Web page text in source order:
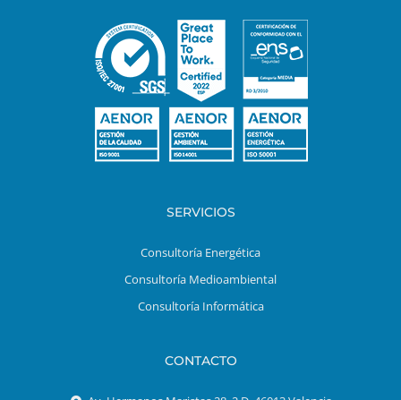
SERVICIOS
Consultoría Energética
Consultoría Medioambiental
Consultoría Informática
CONTACTO